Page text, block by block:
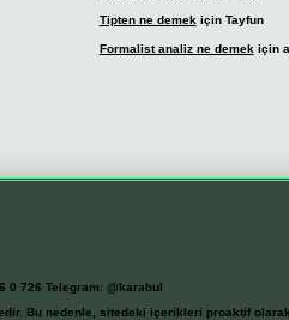
Tipten ne demek için Tayfun
Formalist analiz ne demek için
0 726 Telegram: @karabul
Bu nedenle, sitedeki içerikleri proaktif